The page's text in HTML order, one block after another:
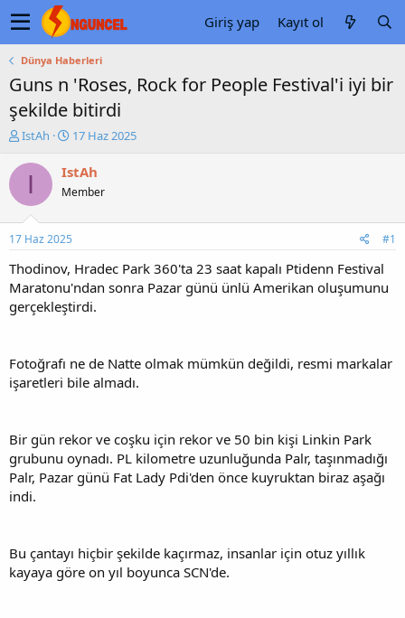
Giriş yap Kayıt ol
Dünya Haberleri
Guns n 'Roses, Rock for People Festival'i iyi bir
şekilde bitirdi
K
n
y
b
a
ş
a
t
IstAh
B
ş
a
ç
t
a
r
i
17 Haz 2025
I IstAh
Member
17 Haz 2025 #1
Thodinov, Hradec Park 360'ta 23 saat kapalı Ptidenn Festival
Maratonu'ndan sonra Pazar günü ünlü Amerikan oluşumunu
gerçekleştirdi.
Fotoğrafı ne de Natte olmak mümkün değildi, resmi markalar
işaretleri bile almadı.
Bir gün rekor ve coşku için rekor ve 50 bin kişi Linkin Park
grubunu oynadı. PL kilometre uzunluğunda Palr, taşınmadığı
Palr, Pazar günü Fat Lady Pdi'den önce kuyruktan biraz aşağı
indi.
Bu çantayı hiçbir şekilde kaçırmaz, insanlar için otuz yıllık
kayaya göre on yıl boyunca SCN'de.